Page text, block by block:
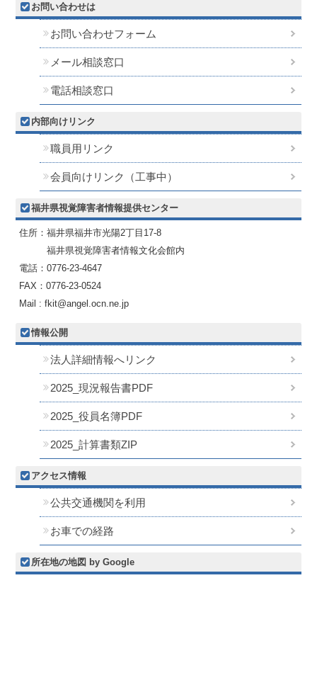
お問い合わせは
お問い合わせフォーム
メール相談窓口
電話相談窓口
内部向けリンク
職員用リンク
会員向けリンク（工事中）
福井県視覚障害者情報提供センター
住所：福井県福井市光陽2丁目17-8
福井県視覚障害者情報文化会館内
電話：0776-23-4647
FAX：0776-23-0524
Mail : fkit@angel.ocn.ne.jp
情報公開
法人詳細情報へリンク
2025_現況報告書PDF
2025_役員名簿PDF
2025_計算書類ZIP
アクセス情報
公共交通機関を利用
お車での経路
所在地の地図 by Google